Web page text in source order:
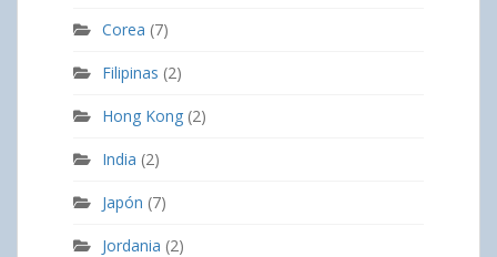
Corea (7)
Filipinas (2)
Hong Kong (2)
India (2)
Japón (7)
Jordania (2)